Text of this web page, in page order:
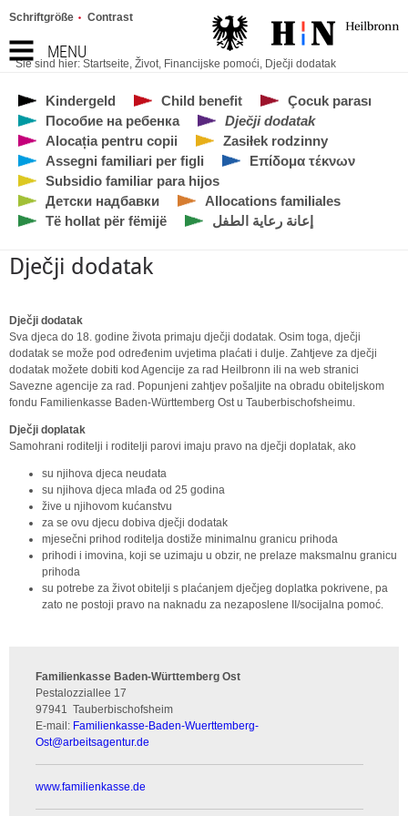
MENU
Schriftgröße Contrast
Sie sind hier: Startseite, Život, Financijske pomoći, Dječji dodatak
Kindergeld Child benefit
Çocuk parası
Пособие на ребенка
Dječji dodatak
Alocația pentru copii
Zasiłek rodzinny
Assegni familiari per figli
Επίδομα τέκνων
Subsidio familiar para hijos
Детски надбавки
Allocations familiales
Të hollat për fëmijë
إعانة رعاية الطفل
Dječji dodatak
Dječji dodatak
Sva djeca do 18. godine života primaju dječji dodatak. Osim toga, dječji
dodatak se može pod određenim uvjetima plaćati i dulje. Zahtjeve za dječji
dodatak možete dobiti kod Agencije za rad Heilbronn ili na web stranici
Savezne agencije za rad. Popunjeni zahtjev pošaljite na obradu obiteljskom
fondu Familienkasse Baden-Württemberg Ost u Tauberbischofsheimu.
Dječji doplatak
Samohrani roditelji i roditelji parovi imaju pravo na dječji doplatak, ako
su njihova djeca neudata
su njihova djeca mlađa od 25 godina
žive u njihovom kućanstvu
za se ovu djecu dobiva dječji dodatak
mjesečni prihod roditelja dostiže minimalnu granicu prihoda
prihodi i imovina, koji se uzimaju u obzir, ne prelaze maksmalnu granicu
prihoda
su potrebe za život obitelji s plaćanjem dječjeg doplatka pokrivene, pa
zato ne postoji pravo na naknadu za nezaposlene II/socijalna pomoć.
Familienkasse Baden-Württemberg Ost
Pestalozziallee 17
97941 Tauberbischofsheim
E-mail: Familienkasse-Baden-Wuerttemberg-
Ost@arbeitsagentur.de
www.familienkasse.de